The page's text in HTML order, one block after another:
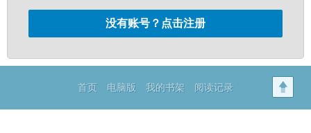
没有账号？点击注册
首页 电脑版 我的书架 阅读记录